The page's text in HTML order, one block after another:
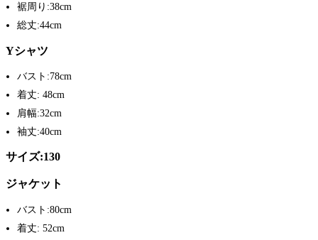
裾周り:38cm
総丈:44cm
Yシャツ
バスト:78cm
着丈: 48cm
肩幅:32cm
袖丈:40cm
サイズ:130
ジャケット
バスト:80cm
着丈: 52cm